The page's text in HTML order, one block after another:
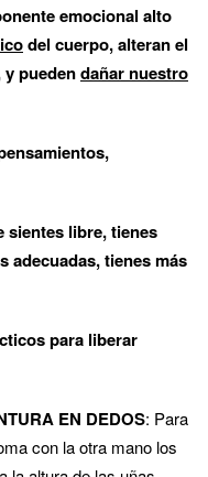
emocional alto
del cuerpo, alteran el
y puedendañar nuestro
sientes libre, tienes
adecuadas, tienes más
para liberar
EN DEDOS: Para
con la otra mano los